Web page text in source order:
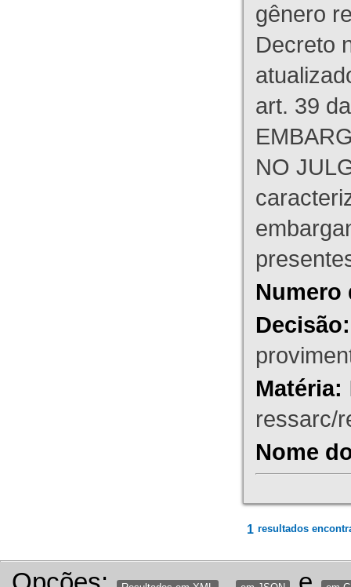
gênero
Decreto
art. 39
NO
Numero
Decisão:
Matéria:
ressarc/
Nome
1 resultados